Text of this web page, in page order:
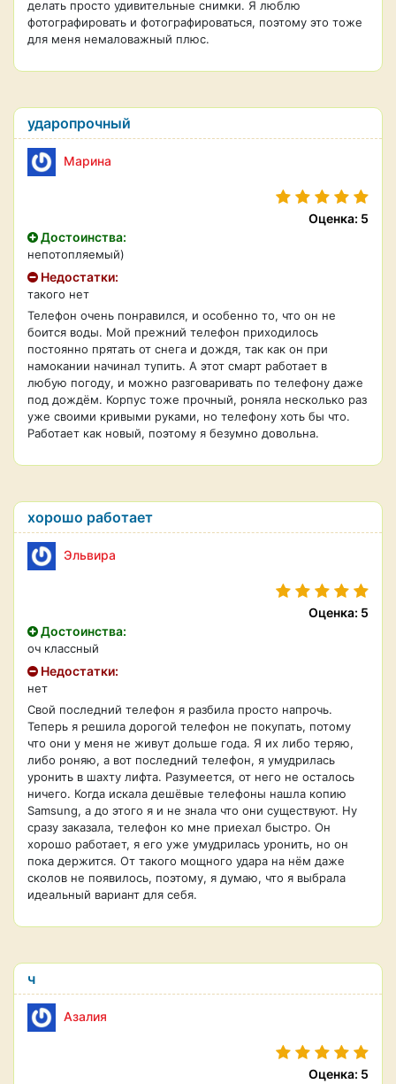
делать просто удивительные снимки. Я люблю
фотографировать и фотографироваться, поэтому это тоже
для меня немаловажный плюс.
ударопрочный
Марина
Оценка: 5
Достоинства:
непотопляемый)
Недостатки:
такого нет
Телефон очень понравился, и особенно то, что он не
боится воды. Мой прежний телефон приходилось
постоянно прятать от снега и дождя, так как он при
намокании начинал тупить. А этот смарт работает в
любую погоду, и можно разговаривать по телефону даже
под дождём. Корпус тоже прочный, роняла несколько раз
уже своими кривыми руками, но телефону хоть бы что.
Работает как новый, поэтому я безумно довольна.
хорошо работает
Эльвира
Оценка: 5
Достоинства:
оч классный
Недостатки:
нет
Свой последний телефон я разбила просто напрочь.
Теперь я решила дорогой телефон не покупать, потому
что они у меня не живут дольше года. Я их либо теряю,
либо роняю, а вот последний телефон, я умудрилась
уронить в шахту лифта. Разумеется, от него не осталось
ничего. Когда искала дешёвые телефоны нашла копию
Samsung, а до этого я и не знала что они существуют. Ну
сразу заказала, телефон ко мне приехал быстро. Он
хорошо работает, я его уже умудрилась уронить, но он
пока держится. От такого мощного удара на нём даже
сколов не появилось, поэтому, я думаю, что я выбрала
идеальный вариант для себя.
ч
Азалия
Оценка: 5